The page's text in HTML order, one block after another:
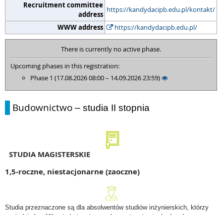
Recruitment committee
address
https://kandydacipb.edu.pl/kontakt/
WWW address
https://kandydacipb.edu.pl/
There is currently no active phase.
Upcoming phases in this registration:
Phase 1 (17.08.2026 08:00 – 14.09.2026 23:59)
Budownictwo – studia II stopnia
STUDIA MAGISTERSKIE
1,5-roczne, niestacjonarne (zaoczne)
Studia przeznaczone są dla absolwentów studiów inżynierskich, którzy